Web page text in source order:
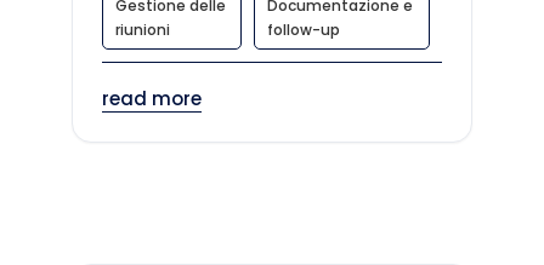
Gestione delle
riunioni
Documentazione e
follow-up
read more